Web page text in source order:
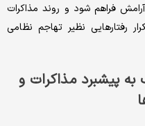
فراهم شود و روند مذاکرات
رفتارهایی نظیر تهاجم نظامی
به پیشبرد مذاکرات و